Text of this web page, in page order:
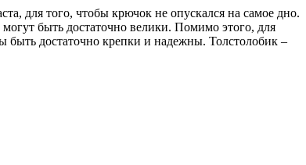
для того, чтобы крючок не опускался на самое дно.
быть достаточно велики. Помимо этого, для
быть достаточно крепки и надежны. Толстолобик –